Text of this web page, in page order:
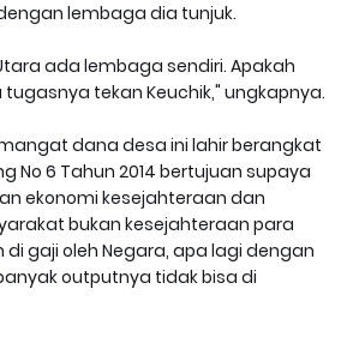
lembaga dia tunjuk.
ada lembaga sendiri. Apakah
tekan Keuchik," ungkapnya.
dana desa ini lahir berangkat
No 6 Tahun 2014 bertujuan supaya
ekonomi kesejahteraan dan
bukan kesejahteraan para
gaji oleh Negara, apa lagi dengan
outputnya tidak bisa di